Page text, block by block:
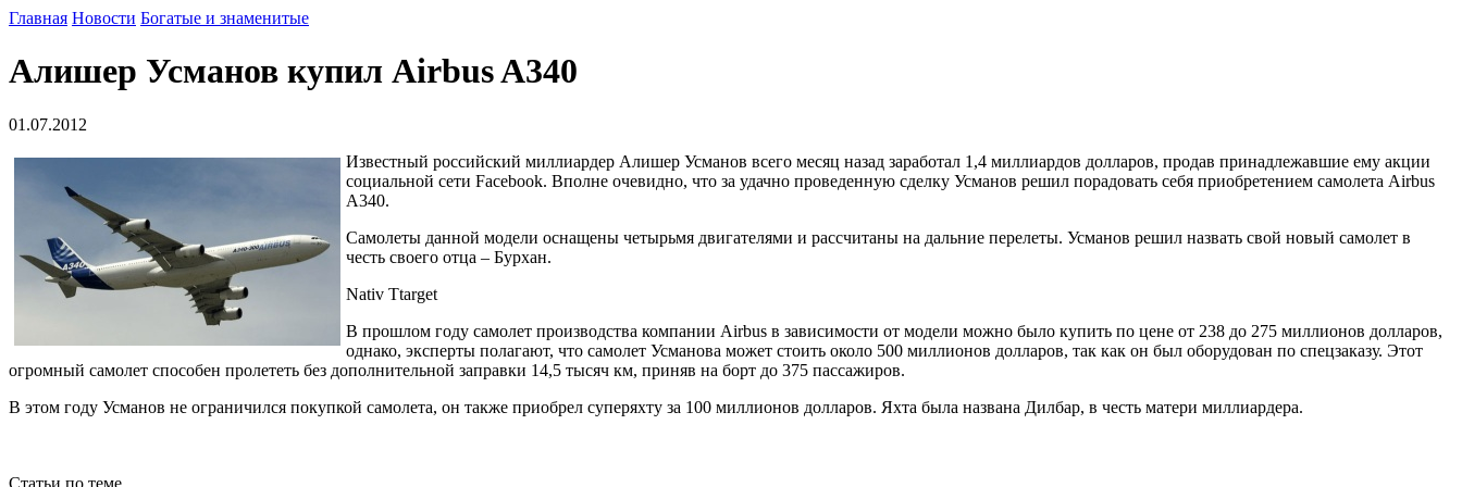
Главная Новости Богатые и знаменитые
Алишер Усманов купил Airbus A340
01.07.2012
Известный российский миллиардер Алишер Усманов всего месяц назад заработал 1,4 миллиардов долларов, продав принадлежавшие ему акции
социальной сети Facebook. Вполне очевидно, что за удачно проведенную сделку Усманов решил порадовать себя приобретением самолета Airbus
A340.
Самолеты данной модели оснащены четырьмя двигателями и рассчитаны на дальние перелеты. Усманов решил назвать свой новый самолет в
честь своего отца – Бурхан.
Nativ Ttarget
В прошлом году самолет производства компании Airbus в зависимости от модели можно было купить по цене от 238 до 275 миллионов долларов,
однако, эксперты полагают, что самолет Усманова может стоить около 500 миллионов долларов, так как он был оборудован по спецзаказу. Этот
огромный самолет способен пролететь без дополнительной заправки 14,5 тысяч км, приняв на борт до 375 пассажиров.
В этом году Усманов не ограничился покупкой самолета, он также приобрел суперяхту за 100 миллионов долларов. Яхта была названа Дилбар, в честь матери миллиардера.
Статьи по теме